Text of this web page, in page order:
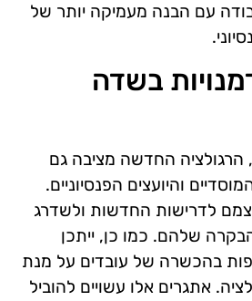
עם הבנה מעמיקה יותר של
בשדה
הרגולציה החדשה מציבה גם
והיועצים הפנסיוניים.
לדרישות החדשות ולשדרג
שלהם. כמו כן, ייתכן
בהכשרה של עובדים על מנת
אתגרים אלו עשויים להוביל